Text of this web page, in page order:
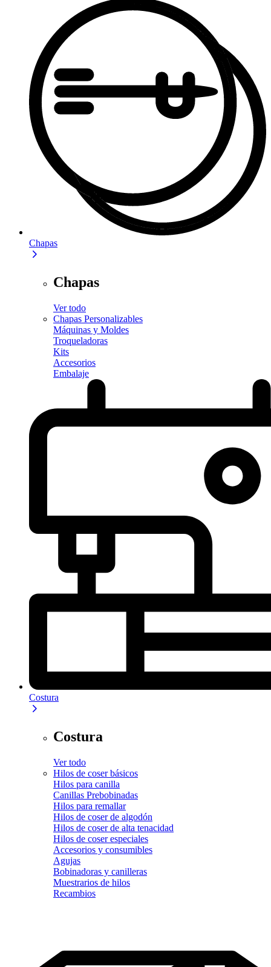
Chapas
Chapas
Ver todo
Chapas Personalizables
Máquinas y Moldes
Troqueladoras
Kits
Accesorios
Embalaje
Costura
Costura
Ver todo
Hilos de coser básicos
Hilos para canilla
Canillas Prebobinadas
Hilos para remallar
Hilos de coser de algodón
Hilos de coser de alta tenacidad
Hilos de coser especiales
Accesorios y consumibles
Agujas
Bobinadoras y canilleras
Muestrarios de hilos
Recambios